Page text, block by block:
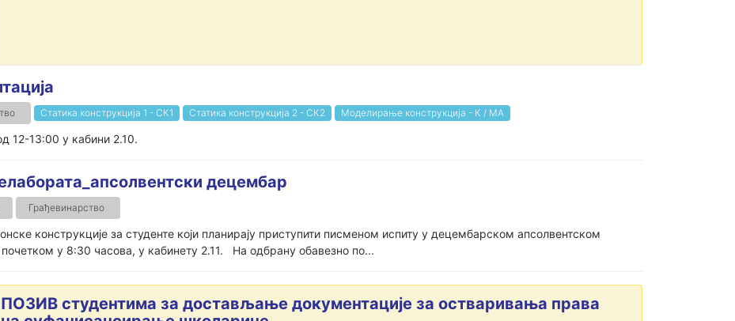
Статика конструкција 1 - СК1 Статика конструкција 2 - СК2 Моделирање конструкција - К / МА
12-13:00 у кабини 2.10.
децембар
Грађевинарство
конструкције за студенте који планирају приступити писменом испиту у децембарском апсолвентском
у 8:30 часова, у кабинету 2.11. На одбрану обавезно по...
ПОЗИВ студентима за достављање документације за остваривања права